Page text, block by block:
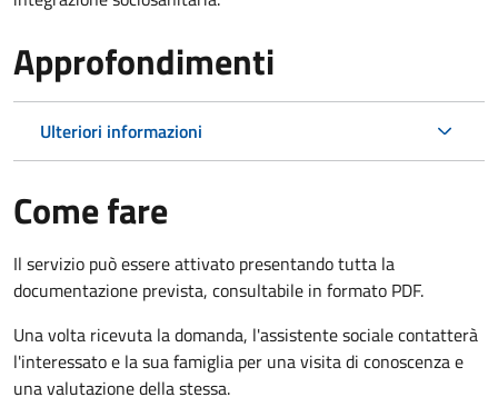
Approfondimenti
Ulteriori informazioni
Come fare
Il servizio può essere attivato presentando tutta la
documentazione prevista, consultabile in formato PDF.
Una volta ricevuta la domanda, l'assistente sociale contatterà
l'interessato e la sua famiglia per una visita di conoscenza e
una valutazione della stessa.